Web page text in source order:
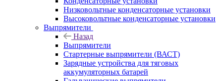
Низковольтные конденсаторные установки
Высоковольтные конденсаторные установки
Выпрямители
Назад
Выпрямители
Стартерные выпрямители (ВАСТ)
Зарядные устройства для тяговых
аккумуляторных батарей